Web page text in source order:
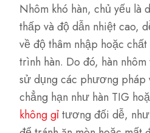
Nhôm khó hàn, chủ yếu là
thấp và độ dẫn nhiệt cao,
về độ thâm nhập hoặc
trình hàn. Do đó, hàn
sử dụng các phương pháp
chẳng hạn như hàn TIG
không gỉtương đối dễ,